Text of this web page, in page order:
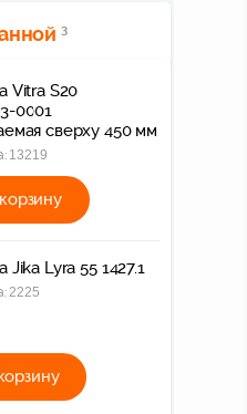
3
Vitra S20
0001
сверху 450 мм
13219
Jika Lyra 55 1427.1
2225